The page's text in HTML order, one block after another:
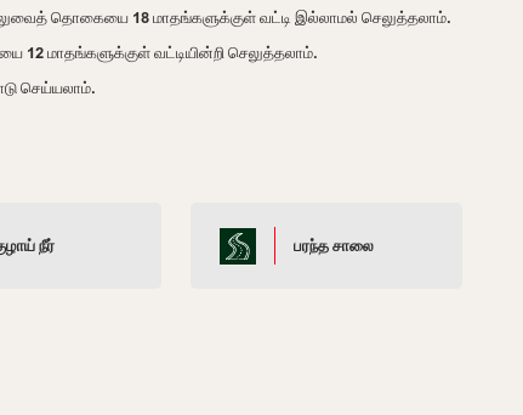
தொகையை 18 மாதங்களுக்குள் வட்டி இல்லாமல் செலுத்தலாம்.
மாதங்களுக்குள் வட்டியின்றி செலுத்தலாம்.
செய்யலாம்.
நீர் பரந்த சாலை